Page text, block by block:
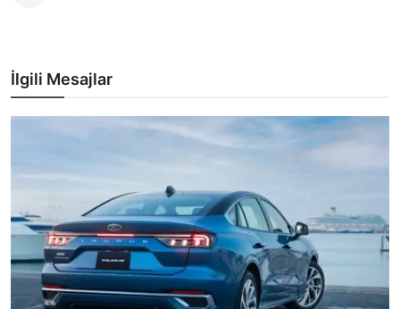
İlgili Mesajlar